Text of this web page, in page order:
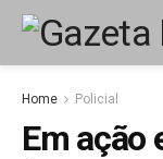
Home Policial
Em ação